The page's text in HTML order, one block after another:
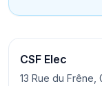
CSF Elec
13 Rue du Frêne,